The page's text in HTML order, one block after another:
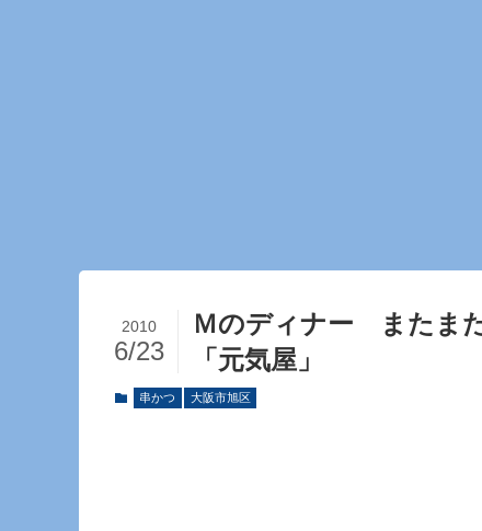
Ｍのディナー またま
「元気屋」
2010
6/23
串かつ 大阪市旭区